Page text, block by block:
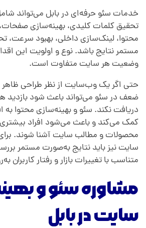
خدمات سئو حرفه‌ای در بابل می‌تواند
تحقیق کلمات کلیدی، بهینه‌سازی
محتوا، لینک‌سازی داخلی، بهبود سرعت،
مستمر نتایج باشد. نوع و اولویت این
وضعیت هر سایت متفاوت است.
حتی اگر یک وب‌سایت از نظر طراحی ظاهر
ضعف در سئو می‌تواند باعث شود بازدید
دریافت نکند. سئو و بهینه‌سازی محتوا به
کمک می‌کند و باعث می‌شود افراد
محصولات و مطالب سایت آشنا شوند.
سایت نیز باید نتایج به‌صورت مستمر
متناسب با تغییرات بازار و رفتار کاربران
مشاوره سئو و
سایت در بابل